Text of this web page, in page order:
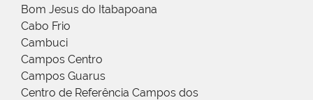
Bom Jesus do Itabapoana
Cabo Frio
Cambuci
Campos Centro
Campos Guarus
Centro de Referência Campos dos